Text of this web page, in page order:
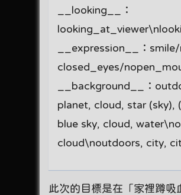
__looking__：
__expression__：
closed_eyes/
__background__：
planet, cloud, star (sky),
blue sky, cloud,
cloud\noutdoors, city,
此次的目標是在「家裡蹲